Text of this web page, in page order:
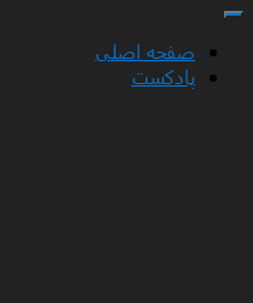
تغییر ناوبری
صفحه اصلی
پادکست